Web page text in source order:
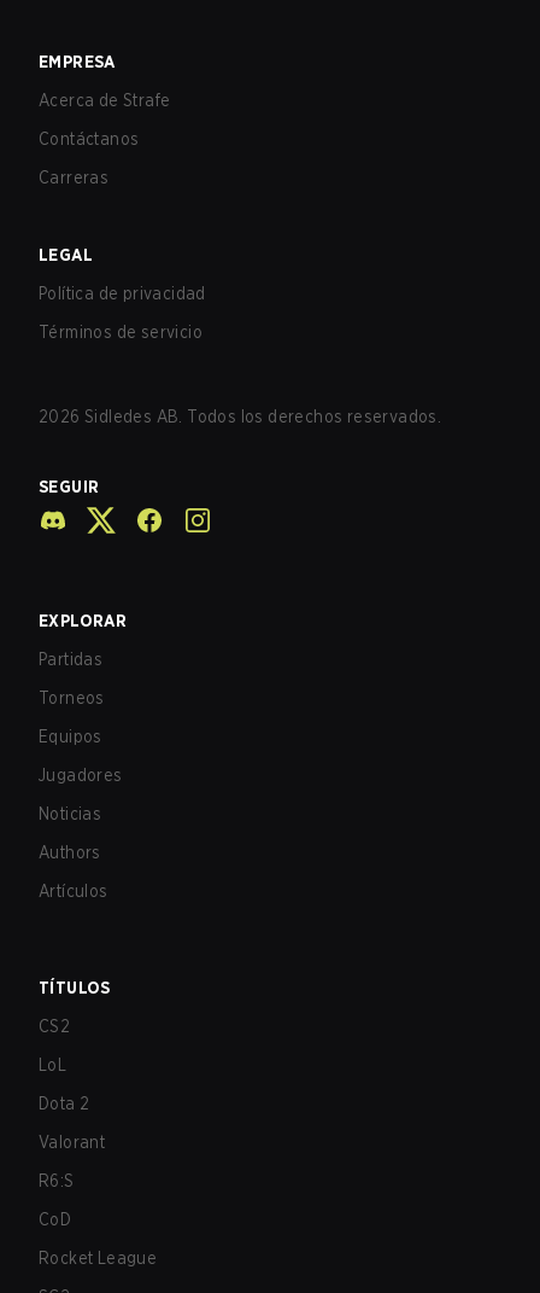
EMPRESA
Acerca de Strafe
Contáctanos
Carreras
LEGAL
Política de privacidad
Términos de servicio
2026 Sidledes AB. Todos los derechos reservados.
SEGUIR
EXPLORAR
Partidas
Torneos
Equipos
Jugadores
Noticias
Authors
Artículos
TÍTULOS
CS2
LoL
Dota 2
Valorant
R6:S
CoD
Rocket League